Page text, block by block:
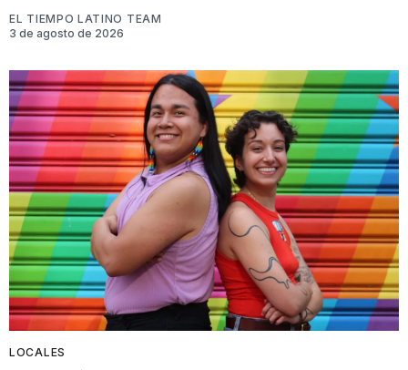
EL TIEMPO LATINO TEAM
3 de agosto de 2026
LOCALES